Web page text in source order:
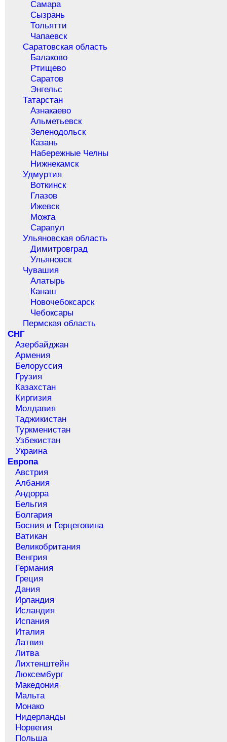
Самара
Сызрань
Тольятти
Чапаевск
Саратовская область
Балаково
Ртищево
Саратов
Энгельс
Татарстан
Азнакаево
Альметьевск
Зеленодольск
Казань
Набережные Челны
Нижнекамск
Удмуртия
Воткинск
Глазов
Ижевск
Можга
Сарапул
Ульяновская область
Димитровград
Ульяновск
Чувашия
Алатырь
Канаш
Новочебоксарск
Чебоксары
Пермская область
СНГ
Азербайджан
Армения
Белоруссия
Грузия
Казахстан
Киргизия
Молдавия
Таджикистан
Туркменистан
Узбекистан
Украина
Европа
Австрия
Албания
Андорра
Бельгия
Болгария
Босния и Герцеговина
Ватикан
Великобритания
Венгрия
Германия
Греция
Дания
Ирландия
Исландия
Испания
Италия
Латвия
Литва
Лихтенштейн
Люксембург
Македония
Мальта
Монако
Нидерланды
Норвегия
Польша